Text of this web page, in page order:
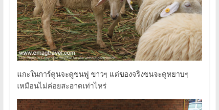
แกะในการ์ตูนจะดูขนฟู ขาวๆ แต่ของจริงขนจะดูหยาบๆ
เหมือนไม่ค่อยสะอาดเท่าไหร่